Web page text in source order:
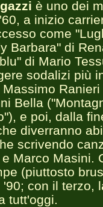
è uno dei
a inizio
come
Barbara" di
di Mario
sodalizi più
Ranieri
Bella
e poi, dalla
diverranno
scrivendo
Marco Masini.
(piuttosto
con il terzo,
tutt'oggi.